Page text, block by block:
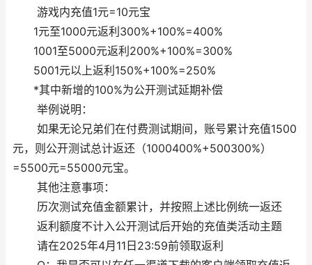
游戏内充值1元=10元宝
1元至1000元返利300%+100%=400%
1001至5000元返利200%+100%=300%
5001元以上返利150%+100%=250%
*其中新增的100%为公开测试延期补偿
举例说明：
如果无论兄弟们在付费测试期间，账号累计充值1500
元，则公开测试总计返还（1000400%+500300%）
=5500元=55000元宝。
其他注意事项：
历次测试充值金额累计，并按照上述比例统一返还
返利额度不计入公开测试后开始的充值类活动主题
请在2025年4月11日23:59前领取返利